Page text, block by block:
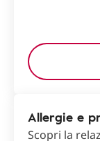
Allergie e
Scopri la